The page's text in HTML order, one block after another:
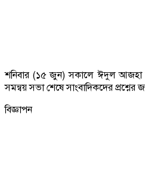
শনিবার (১৫ জুন) সকালে ঈদুল আজহা
সমন্বয় সভা শেষে সাংবাদিকদের
বিজ্ঞাপন